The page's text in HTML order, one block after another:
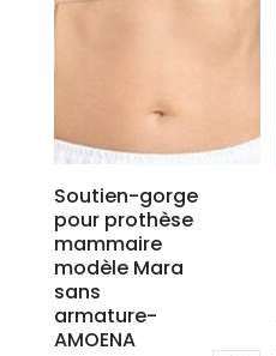
du
Soutien-gorge
pour prothèse
mammaire
modèle Mara
sans
armature-
AMOENA